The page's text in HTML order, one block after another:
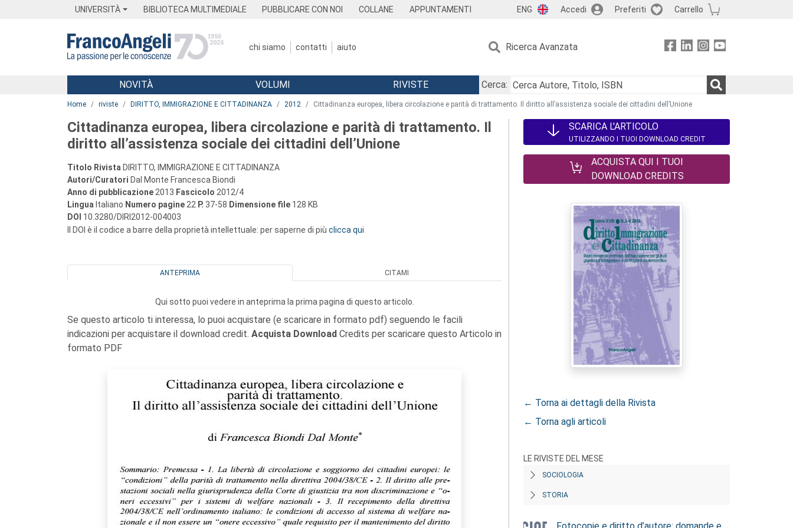
UNIVERSITÀ BIBLIOTECA MULTIMEDIALE PUBBLICARE CON NOI COLLANE APPUNTAMENTI ENG Accedi Preferiti Carrello
chi siamo contatti aiuto Ricerca Avanzata
Menu
NOVITÀ VOLUMI RIVISTE
Cerca:
Home riviste DIRITTO, IMMIGRAZIONE E CITTADINANZA 2012 Cittadinanza europea, libera circolazione e parità di trattamento. Il diritto all’assistenza sociale dei cittadini dell’Unione
Cittadinanza europea, libera circolazione e parità di trattamento. Il
diritto all’assistenza sociale dei cittadini dell’Unione
Titolo Rivista DIRITTO, IMMIGRAZIONE E CITTADINANZA
Autori/Curatori Dal Monte Francesca Biondi
Anno di pubblicazione 2013 Fascicolo 2012/4
Lingua Italiano Numero pagine 22 P. 37-58 Dimensione file 128 KB
DOI 10.3280/DIRI2012-004003
Il DOI è il codice a barre della proprietà intellettuale: per saperne di più clicca qui
ANTEPRIMA CITAMI
Qui sotto puoi vedere in anteprima la prima pagina di questo articolo.
Se questo articolo ti interessa, lo puoi acquistare (e scaricare in formato pdf) seguendo le facili
indicazioni per acquistare il download credit. Acquista Download Credits per scaricare questo Articolo in
formato PDF
SCARICA L'ARTICOLO
UTILIZZANDO I TUOI DOWNLOAD CREDIT
ACQUISTA QUI I TUOI
DOWNLOAD CREDITS
← Torna ai dettagli della Rivista
← Torna agli articoli
LE RIVISTE DEL MESE
SOCIOLOGIA
STORIA